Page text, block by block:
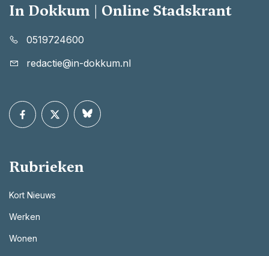
In Dokkum | Online Stadskrant
0519724600
redactie@in-dokkum.nl
Rubrieken
Kort Nieuws
Werken
Wonen